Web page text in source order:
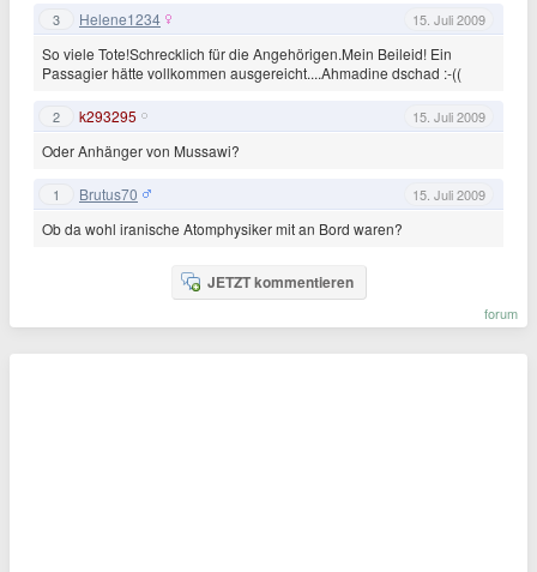
3 Helene1234 15. Juli 2009
So viele Tote!Schrecklich für die Angehörigen.Mein Beileid! Ein
Passagier hätte vollkommen ausgereicht....Ahmadine dschad :-((
2 k293295 15. Juli 2009
Oder Anhänger von Mussawi?
1 Brutus70 15. Juli 2009
Ob da wohl iranische Atomphysiker mit an Bord waren?
JETZT kommentieren
forum